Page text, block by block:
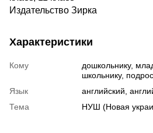
Издательство Зирка
Характеристики
Кому
дошкольнику,
школьнику,
Язык
английский,
Тема
НУШ (Новая